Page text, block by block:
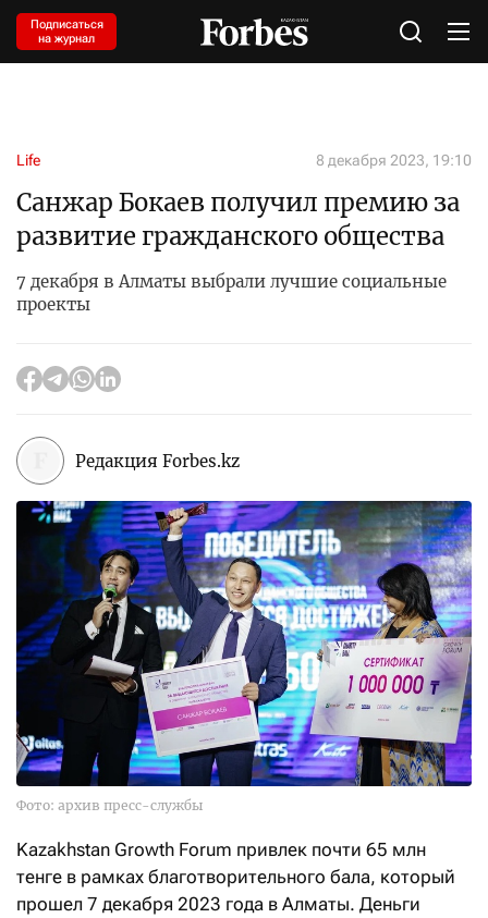
Подписаться
на журнал
Life 8 декабря 2023, 19:10
Санжар Бокаев получил премию за
развитие гражданского общества
7 декабря в Алматы выбрали лучшие социальные
проекты
Редакция Forbes.kz
Фото: архив пресс-службы
Kazakhstan Growth Forum привлек почти 65 млн
тенге в рамках благотворительного бала, который
прошел 7 декабря 2023 года в Алматы. Деньги